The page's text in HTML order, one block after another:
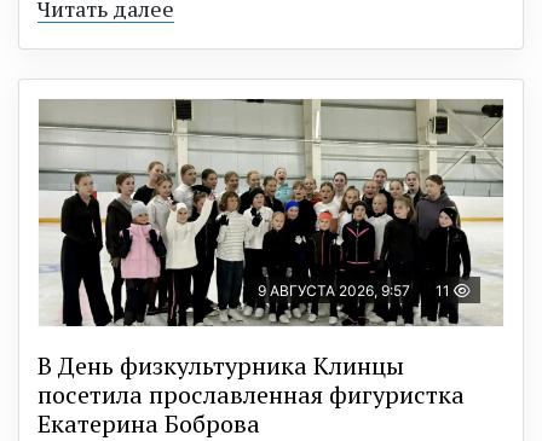
Читать далее
9 АВГУСТА 2026, 9:57 11
В День физкультурника Клинцы
посетила прославленная фигуристка
Екатерина Боброва